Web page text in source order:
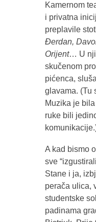
Kamernom
i privatna
preplavile
Đerdan,
Orijent… U
skučenom
pićenca,
glavama. (Tu
Muzika je
ruke bili
A kad bismo
sve
Stane i ja,
perača ulica,
studentske
padinama